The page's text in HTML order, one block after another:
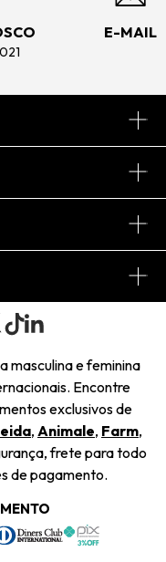
E-MAIL
masculina e feminina
Encontre
exclusivos de
, Animale, Farm,
frete para todo
de pagamento.